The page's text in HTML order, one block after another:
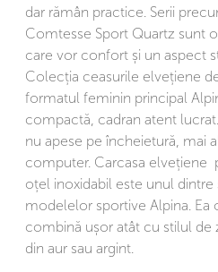
dar rămân practice. Serii
Comtesse Sport Quartz sunt
care vor confort și un aspect
Colecția ceasurile elvețiene
formatul feminin principal
compactă, cadran atent
nu apese pe încheietură, mai
computer. Carcasa elvețiene
oțel inoxidabil este unul
modelelor sportive Alpina. Ea
combină ușor atât cu stilul de
din aur sau argint.